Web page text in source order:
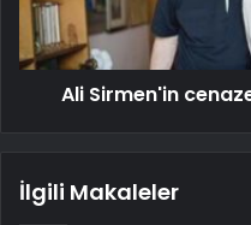
Ali Sirmen'in
İlgili Makaleler